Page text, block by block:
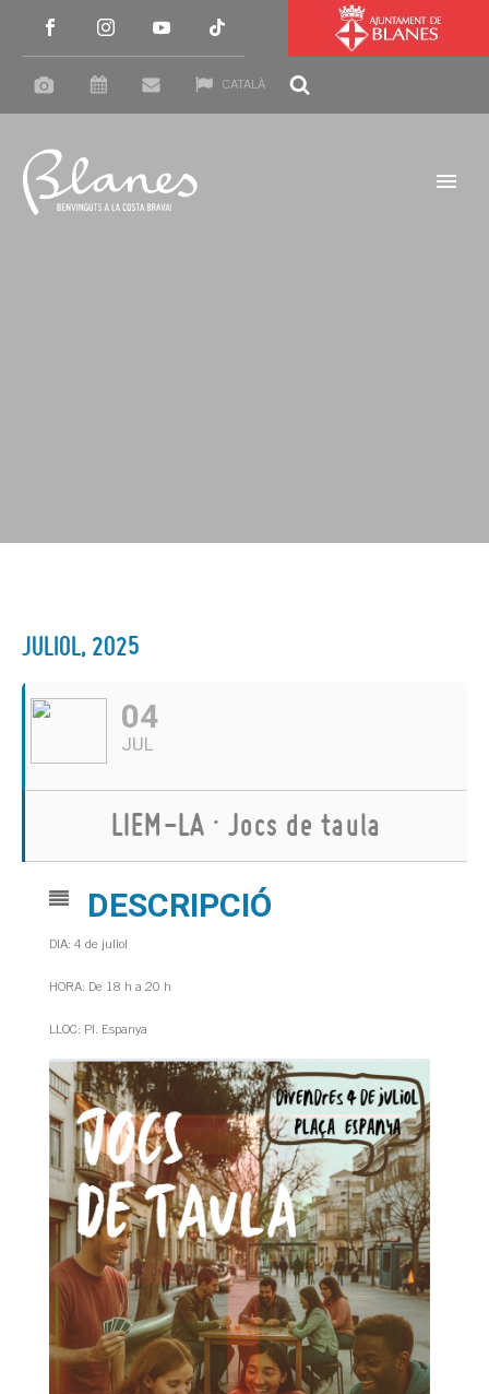
CATALÀ
JULIOL, 2025
04
JUL
LIEM-LA · Jocs de taula
DESCRIPCIÓ
DIA: 4 de juliol
HORA: De 18 h a 20 h
LLOC: Pl. Espanya